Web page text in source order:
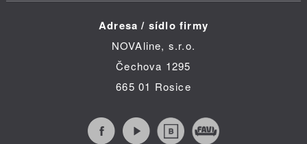
Adresa / sídlo firmy
NOVAline, s.r.o.
Čechova 1295
665 01 Rosice